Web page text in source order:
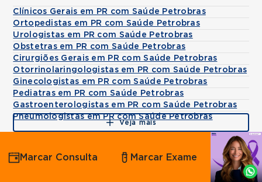
Clínicos Gerais em PR com Saúde Petrobras
Ortopedistas em PR com Saúde Petrobras
Urologistas em PR com Saúde Petrobras
Obstetras em PR com Saúde Petrobras
Cirurgiões Gerais em PR com Saúde Petrobras
Otorrinolaringologistas em PR com Saúde Petrobras
Ginecologistas em PR com Saúde Petrobras
Pediatras em PR com Saúde Petrobras
Gastroenterologistas em PR com Saúde Petrobras
Pneumologistas em PR com Saúde Petrobras
Veja mais
Agende
por
Whatsapp
Marcar Consulta Marcar Exame